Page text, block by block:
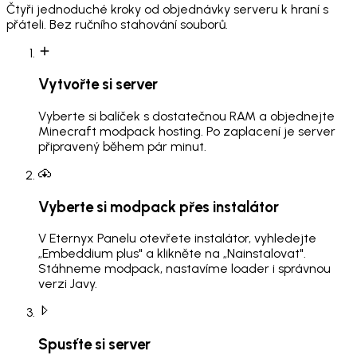
Čtyři jednoduché kroky od objednávky serveru k hraní s
přáteli. Bez ručního stahování souborů.
Vytvořte si server
Vyberte si balíček s dostatečnou RAM a objednejte
Minecraft modpack hosting. Po zaplacení je server
připravený během pár minut.
Vyberte si modpack přes instalátor
V Eternyx Panelu otevřete instalátor, vyhledejte
„Embeddium plus" a klikněte na „Nainstalovat".
Stáhneme modpack, nastavíme loader i správnou
verzi Javy.
Spusťte si server